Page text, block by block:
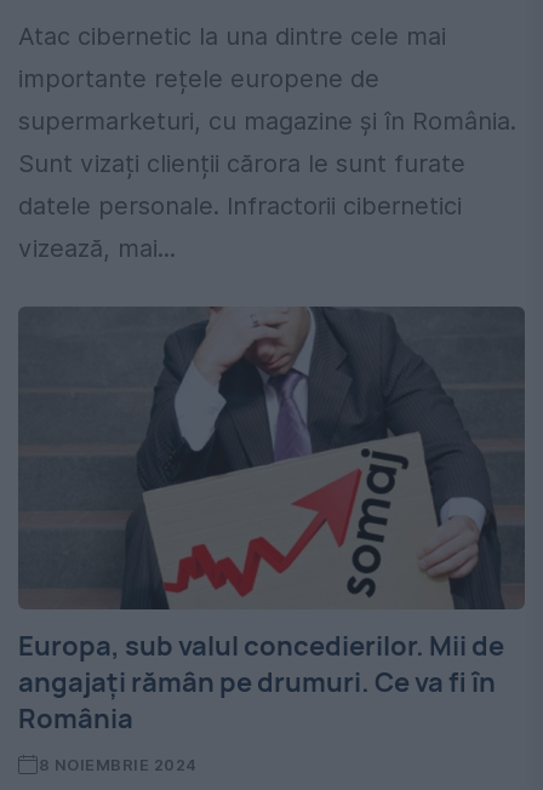
Atac cibernetic la una dintre cele mai
importante rețele europene de
supermarketuri, cu magazine și în România.
Sunt vizați clienții cărora le sunt furate
datele personale. Infractorii cibernetici
vizează, mai...
Europa, sub valul concedierilor. Mii de
angajați rămân pe drumuri. Ce va fi în
România
8 NOIEMBRIE 2024